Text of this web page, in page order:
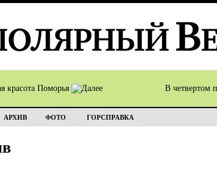
красота Поморья В четвертом
АРХИВ ФОТО ГОРСПРАВКА